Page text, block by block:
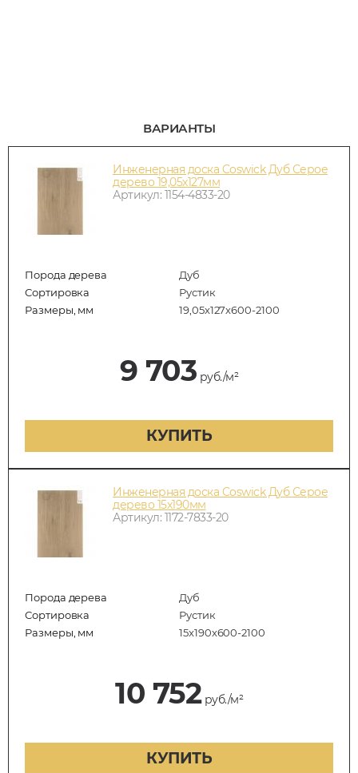
ВАРИАНТЫ
Инженерная доска Coswick Дуб Серое
дерево 19,05х127мм
Артикул: 1154-4833-20
Порода дерева
Дуб
Сортировка
Рустик
Размеры, мм
19,05x127x600-2100
9 703 руб./м²
КУПИТЬ
Инженерная доска Coswick Дуб Серое
дерево 15х190мм
Артикул: 1172-7833-20
Порода дерева
Дуб
Сортировка
Рустик
Размеры, мм
15x190x600-2100
10 752руб./м²
КУПИТЬ